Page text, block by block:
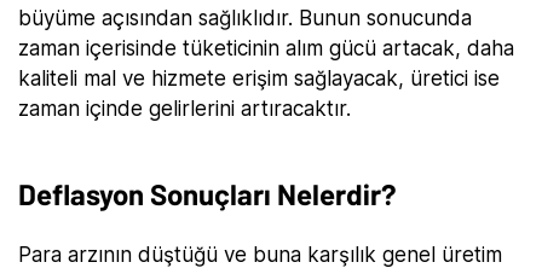
büyüme açısından sağlıklıdır. Bunun sonucunda
zaman içerisinde tüketicinin alım gücü artacak, daha
kaliteli mal ve hizmete erişim sağlayacak, üretici ise
zaman içinde gelirlerini artıracaktır.
Deflasyon Sonuçları Nelerdir?
Para arzının düştüğü ve buna karşılık genel üretim